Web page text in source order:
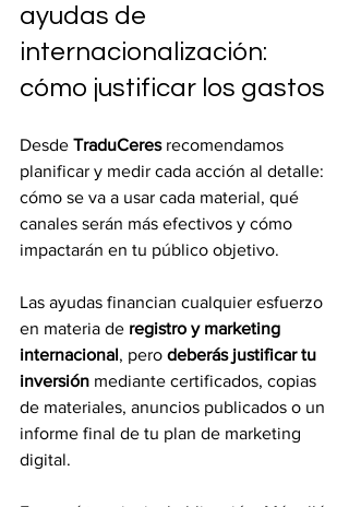
ayudas de
internacionalización:
cómo justificar los gastos
Desde TraduCeres recomendamos
planificar y medir cada acción al detalle:
cómo se va a usar cada material, qué
canales serán más efectivos y cómo
impactarán en tu público objetivo.
Las ayudas financian cualquier esfuerzo
en materia de registro y marketing
internacional, pero deberás justificar tu
inversión mediante certificados, copias
de materiales, anuncios publicados o un
informe final de tu plan de marketing
digital.